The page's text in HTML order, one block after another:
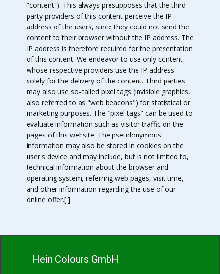
"content"). This always presupposes that the third-
party providers of this content perceive the IP
address of the users, since they could not send the
content to their browser without the IP address. The
IP address is therefore required for the presentation
of this content. We endeavor to use only content
whose respective providers use the IP address
solely for the delivery of the content. Third parties
may also use so-called pixel tags (invisible graphics,
also referred to as "web beacons") for statistical or
marketing purposes. The "pixel tags" can be used to
evaluate information such as visitor traffic on the
pages of this website. The pseudonymous
information may also be stored in cookies on the
user's device and may include, but is not limited to,
technical information about the browser and
operating system, referring web pages, visit time,
and other information regarding the use of our
online offer.[:]
Hein Colours GmbH